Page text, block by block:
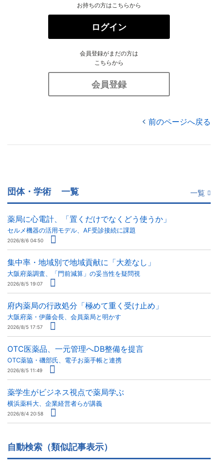
お持ちの方はこちらから
ログイン
会員登録がまだの方は
こちらから
会員登録
前のページへ戻る
団体・学術 一覧 一覧
薬局に心電計、「置くだけでなくどう使うか」
セルメ機器の活用モデル、AF受診接続に課題
2026/8/6 04:50
集中率・地域別で地域貢献に「大差なし」
大阪府薬調査、「門前減算」の妥当性を疑問視
2026/8/5 19:07
府内薬局の行政処分「極めて重く受け止め」
大阪府薬・伊藤会長、会員薬局と明かす
2026/8/5 17:57
OTC医薬品、一元管理へDB整備を提言
OTC薬協・磯部氏、電子お薬手帳と連携
2026/8/5 11:49
薬学生がビジネス視点で薬局学ぶ
横浜薬科大、企業経営者らが講義
2026/8/4 20:58
自動検索（類似記事表示）